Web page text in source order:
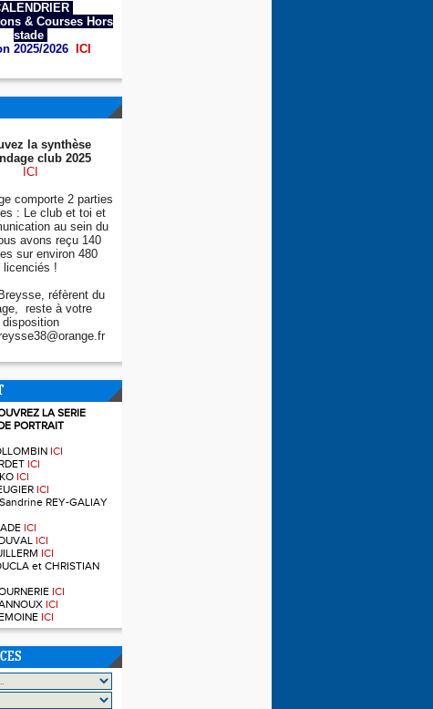
& Courses Hors
stade
2025/2026
ICI
la synthèse
club 2025
ICI
comporte 2 parties
: Le club et toi et
au sein du
avons reçu 140
sur environ 480
licenciés !
réfèrent du
reste à votre
disposition
LA SERIE
PORTRAIT
ICI
ICI
ICI
ICI
REY-GALIAY
ICI
ICI
ICI
et CHRISTIAN
ICI
ICI
ICI